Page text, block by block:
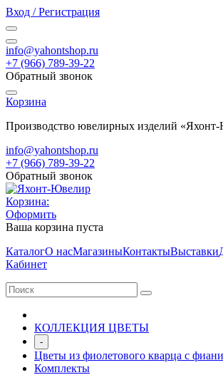
Вход / Регистрация
info@yahontshop.ru
+7 (966) 789-39-22
Обратный звонок
Корзина
Производство ювелирных изделий
info@yahontshop.ru
+7 (966) 789-39-22
Обратный звонок
Корзина:
Оформить
Ваша корзина пуста
КаталогО насМагазиныКонтактыВыставки
Кабинет
КОЛЛЕКЦИЯ ЦВЕТЫ
-
Цветы из фиолетового кварца с
Комплекты